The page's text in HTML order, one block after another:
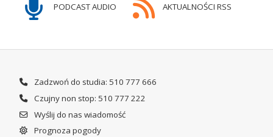
PODCAST AUDIO AKTUALNOŚCI RSS
Zadzwoń do studia: 510 777 666
Czujny non stop: 510 777 222
Wyślij do nas wiadomość
Prognoza pogody